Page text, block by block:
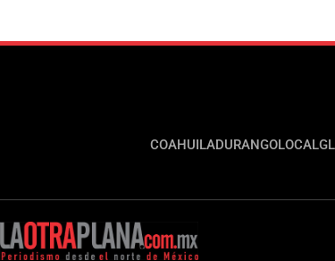
COAHUILADURANGOLOCAL